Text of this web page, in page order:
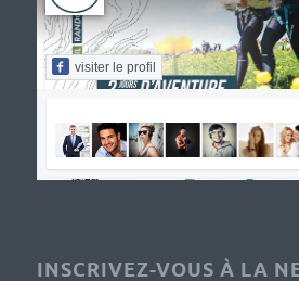
visiter le profil
INSCRIVEZ-VOUS À LA